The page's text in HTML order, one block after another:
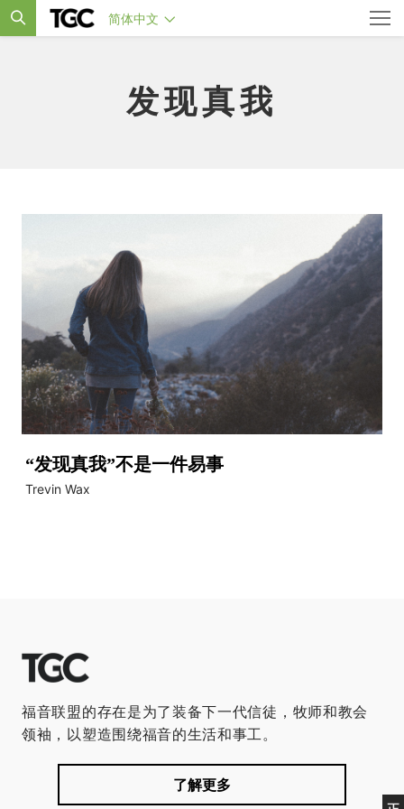
简体中文
发现真我
“发现真我”不是一件易事
Trevin Wax
福音联盟的存在是为了装备下一代信徒，牧师和教会
领袖，以塑造围绕福音的生活和事工。
了解更多